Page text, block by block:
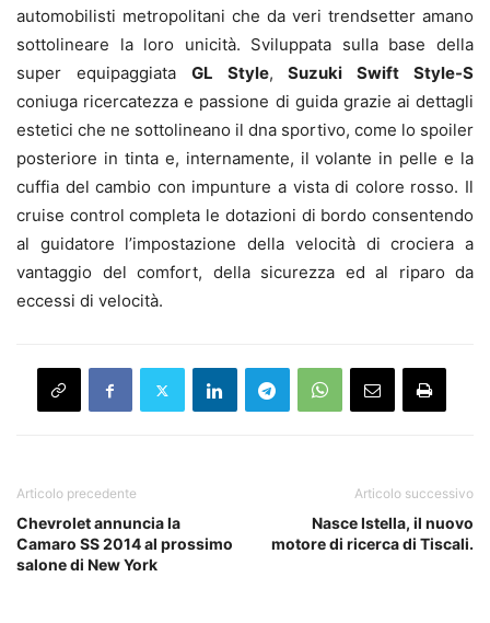
automobilisti metropolitani che da veri trendsetter amano
sottolineare la loro unicità. Sviluppata sulla base della
super equipaggiata GL Style,Suzuki Swift Style-S
coniuga ricercatezza e passione di guida grazie ai dettagli
estetici che ne sottolineano il dna sportivo, come lo spoiler
posteriore in tinta e, internamente, il volante in pelle e la
cuffia del cambio con impunture a vista di colore rosso. Il
cruise control completa le dotazioni di bordo consentendo
al guidatore l’impostazione della velocità di crociera a
vantaggio del comfort, della sicurezza ed al riparo da
eccessi di velocità.
Articolo precedente
Chevrolet annuncia la
Camaro SS 2014 al prossimo
salone di New York
Articolo successivo
Nasce Istella, il nuovo
motore di ricerca di Tiscali.